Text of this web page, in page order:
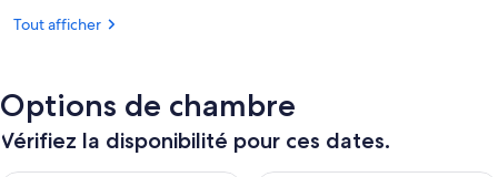
Tout afficher
Options de chambre
Vérifiez la disponibilité pour ces dates.